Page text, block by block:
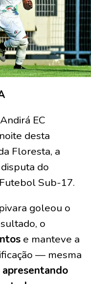
EC
desta
Floresta, a
do
Sub-17.
goleou o
o
e manteve a
— mesma
apresentando